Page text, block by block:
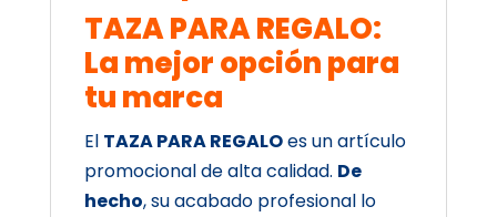
TAZA PARA REGALO:
La mejor opción para
tu marca
El TAZA PARA REGALOes un artículo
promocional de alta calidad. De
hecho, su acabado profesional lo